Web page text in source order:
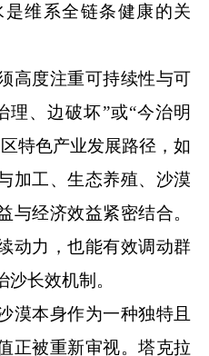
维系全链条健康的关
度注重可持续性与可
理、边破坏”或“今治明
特色产业发展路径，如
加工、生态养殖、沙漠
与经济效益紧密结合。
动力，也能有效调动群
长效机制。
本身作为一种独特且
正被重新审视。塔克拉